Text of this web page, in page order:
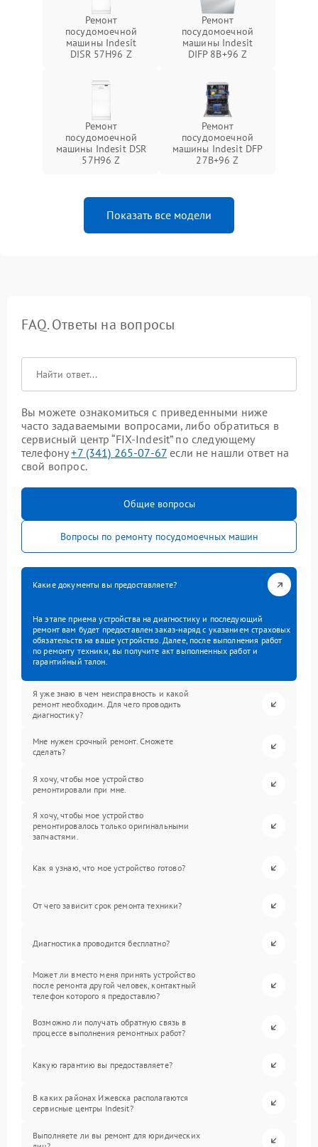
Ремонт
посудомоечной
машины Indesit
DISR 57H96 Z
Ремонт
посудомоечной
машины Indesit
DIFP 8B+96 Z
Ремонт
посудомоечной
машины Indesit DSR
57H96 Z
Ремонт
посудомоечной
машины Indesit DFP
27B+96 Z
Показать все модели
FAQ. Ответы на вопросы
Вы можете ознакомиться с приведенными ниже
часто задаваемыми вопросами, либо обратиться в
сервисный центр “FIX-Indesit” по следующему
телефону+7 (341) 265-07-67 если не нашли ответ на
свой вопрос.
Общие вопросы
Вопросы по ремонту посудомоечных машин
Какие документы вы предоставляете?
На этапе приема устройства на диагностику и последующий
ремонт вам будет предоставлен заказ-наряд с указанием страховых
обязательств на ваше устройство. Далее, после выполнения работ
по ремонту техники, вы получите акт выполненных работ и
гарантийный талон.
Я уже знаю в чем неисправность и какой
ремонт необходим. Для чего проводить
диагностику?
Мне нужен срочный ремонт. Сможете
сделать?
Я хочу, чтобы мое устройство
ремонтировали при мне.
Я хочу, чтобы мое устройство
ремонтировалось только оригинальными
запчастями.
Как я узнаю, что мое устройство готово?
От чего зависит срок ремонта техники?
Диагностика проводится бесплатно?
Может ли вместо меня принять устройство
после ремонта другой человек, контактный
телефон которого я предоставлю?
Возможно ли получать обратную связь в
процессе выполнения ремонтных работ?
Какую гарантию вы предоставляете?
В каких районах Ижевска располагаются
сервисные центры Indesit?
Выполняете ли вы ремонт для юридических